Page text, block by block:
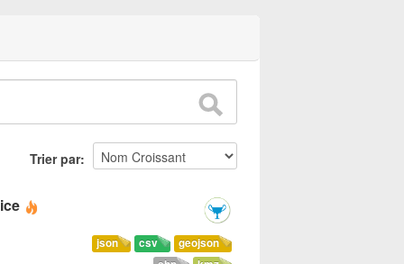
Trier par
geojson
csv
json